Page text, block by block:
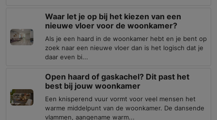
Waar let je op bij het kiezen van een
nieuwe vloer voor de woonkamer?
Als je een haard in de woonkamer hebt en je bent op
zoek naar een nieuwe vloer dan is het logisch dat je
daar even bi...
Open haard of gaskachel? Dit past het
best bij jouw woonkamer
Een knisperend vuur vormt voor veel mensen het
warme middelpunt van de woonkamer. De dansende
vlammen, aangename warm...